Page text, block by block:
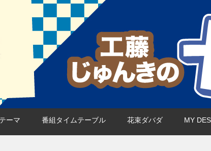
ーマ 番組タイムテーブル 花束ダバダ MY